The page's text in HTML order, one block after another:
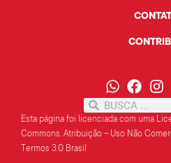
Esta página foi licenciada com uma
Commons. Atribuição – Uso Não
Termos 3.0 Brasil